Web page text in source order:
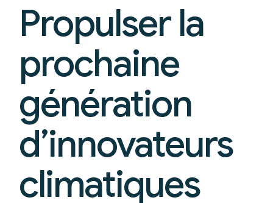
Propulser la
prochaine
génération
d’innovateurs
climatiques